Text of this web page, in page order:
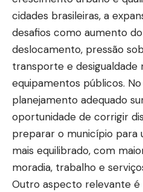
cidades brasileiras, a
desafios como aumento
deslocamento, pressão
transporte e desigualdade
equipamentos públicos.
planejamento adequado
oportunidade de corrigir
preparar o município para
mais equilibrado, com
moradia, trabalho e
Outro aspecto relevante é